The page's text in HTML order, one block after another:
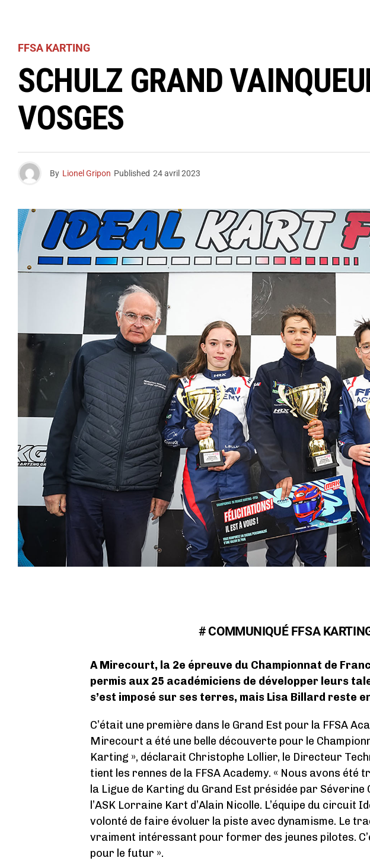
FFSA KARTING
SCHULZ GRAND
VOSGES
By Lionel Gripon Published 24 avril 2023
# COMMUNIQUÉ FFSA
A Mirecourt, la 2e épreuve du Championnat de
permis aux 25 académiciens de développer leurs
s’est imposé sur ses terres, mais Lisa Billard reste
C’était une première dans le Grand Est pour la FFSA
Mirecourt a été une belle découverte pour le
Karting », déclarait Christophe Lollier, le Directeur
tient les rennes de la FFSA Academy. « Nous avons été
la Ligue de Karting du Grand Est présidée par Séverine
l’ASK Lorraine Kart d’Alain Nicolle. L’équipe du circuit
volonté de faire évoluer la piste avec dynamisme. Le
vraiment intéressant pour former des jeunes pilotes.
pour le futur ».